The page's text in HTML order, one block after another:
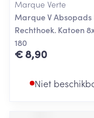
Marque Verte
Marque V Absopads
Rechthoek. Katoen
180
€ 8,90
Niet